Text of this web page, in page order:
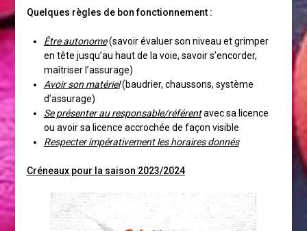
Quelques règles de bon fonctionnement :
Être autonome(savoir évaluer son niveau et grimper
en tête jusqu’au haut de la voie, savoir s’encorder,
maîtriser l’assurage)
Avoir son matériel(baudrier, chaussons, système
d’assurage)
Se présenter au responsable/référentavec sa licence
ou avoir sa licence accrochée de façon visible
Respecter impérativement les horaires donnés
Créneaux pour la saison 2023/2024